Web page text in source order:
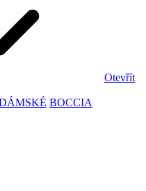
Otevřít
BOCCIA